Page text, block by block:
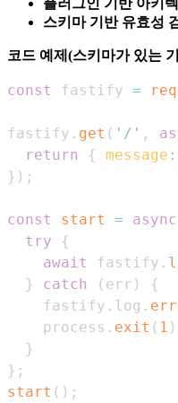
스키마 기반 유효성
코드 예제(스키마가 있는
const fastify =
fastify . get ( '/' ,
return
{ message :
} ) ;
const start = async
try
{
await
fastify .
}
catch ( err )
{
    fastify
. log .
    process
. exit ( 1 )
}
} ;
start ( ) ;